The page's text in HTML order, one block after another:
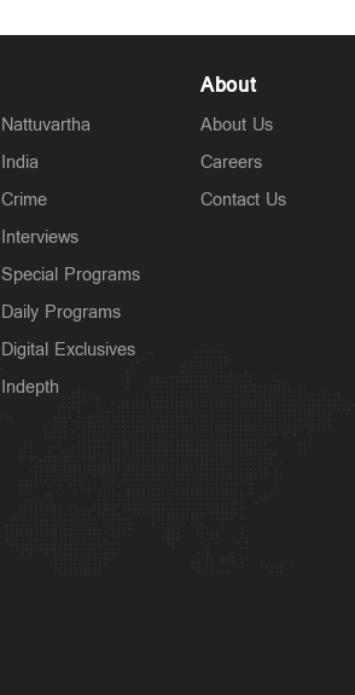
Nattuvartha
India
Crime
Interviews
Special Programs
Daily Programs
Digital Exclusives
Indepth
About
About Us
Careers
Contact Us